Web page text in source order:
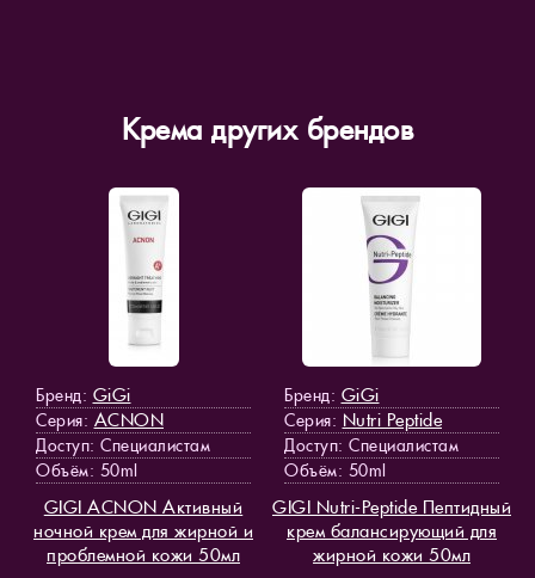
Крема других брендов
Бренд: GiGi
Серия: ACNON
Доступ: Специалистам
Объём: 50ml
GIGI ACNON Активный
ночной крем для жирной и
проблемной кожи 50мл
Бренд: GiGi
Серия: Nutri Peptide
Доступ: Специалистам
Объём: 50ml
GIGI Nutri-Peptide Пептидный
крем балансирующий для
жирной кожи 50мл